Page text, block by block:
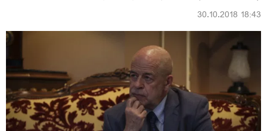
18:43 30.10.2018